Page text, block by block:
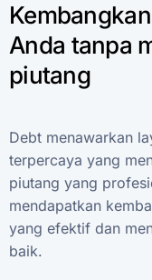
Kembangkan
Anda tanpa
piutang
Debt menawarkan
terpercaya yang
piutang yang
mendapatkan
yang efektif dan
baik.